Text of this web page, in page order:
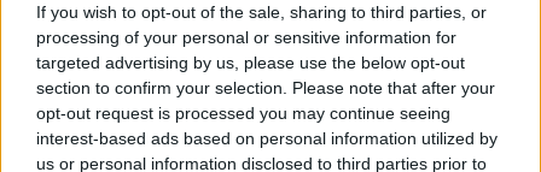
If you wish to opt-out of the sale, sharing to third parties, or
processing of your personal or sensitive information for
targeted advertising by us, please use the below opt-out
section to confirm your selection. Please note that after your
opt-out request is processed you may continue seeing
interest-based ads based on personal information utilized by
us or personal information disclosed to third parties prior to
Weitere PlayStation 5 News
findet ihr hier